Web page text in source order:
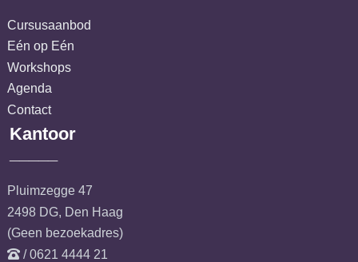
Cursusaanbod
Eén op Eén
Workshops
Agenda
Contact
Kantoor
Pluimzegge 47
2498 DG, Den Haag
(Geen bezoekadres)
/ 0621 4444 21